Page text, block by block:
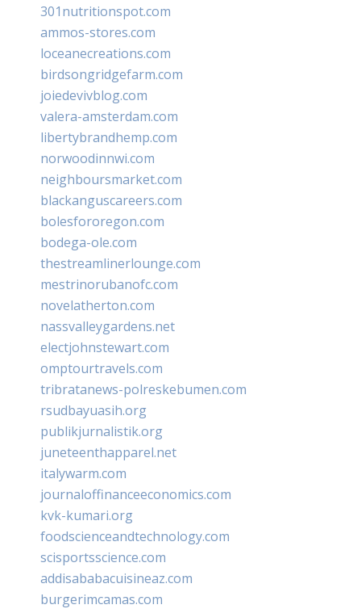
301nutritionspot.com
ammos-stores.com
loceanecreations.com
birdsongridgefarm.com
joiedevivblog.com
valera-amsterdam.com
libertybrandhemp.com
norwoodinnwi.com
neighboursmarket.com
blackanguscareers.com
bolesfororegon.com
bodega-ole.com
thestreamlinerlounge.com
mestrinorubanofc.com
novelatherton.com
nassvalleygardens.net
electjohnstewart.com
omptourtravels.com
tribratanews-polreskebumen.com
rsudbayuasih.org
publikjurnalistik.org
juneteenthapparel.net
italywarm.com
journaloffinanceeconomics.com
kvk-kumari.org
foodscienceandtechnology.com
scisportsscience.com
addisababacuisineaz.com
burgerimcamas.com